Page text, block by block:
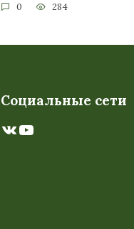
0 284
Социальные сети
ВКонтакте
YouTube